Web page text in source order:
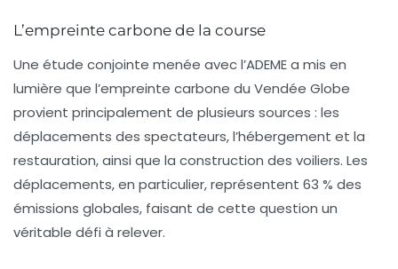
L’empreinte carbone de la course
Une étude conjointe menée avec l’ADEME a mis en
lumière que l’empreinte carbone du Vendée Globe
provient principalement de plusieurs sources : les
déplacements des spectateurs, l’hébergement et la
restauration, ainsi que la construction des voiliers. Les
déplacements, en particulier, représentent 63 % des
émissions globales, faisant de cette question un
véritable défi à relever.